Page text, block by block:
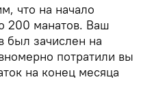
что на начало
200 манатов. Ваш
был зачислен на
потратили вы
на конец месяца